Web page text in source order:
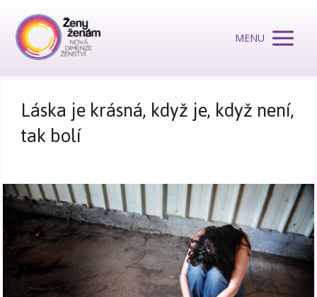
MENU
Láska je krásná, když je, když není,
tak bolí